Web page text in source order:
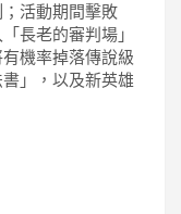
活動期間擊敗
長老的審判場」
機率掉落傳說級
」，以及新英雄